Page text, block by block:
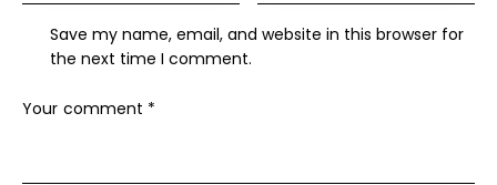
Save my name, email, and website in this browser for
the next time I comment.